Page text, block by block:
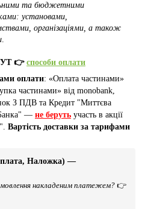
та бюджетними
установами,
організаціями, а також
👉 способи оплати
оплати: «Оплата частинами»
частинами» від monobank,
З ПДВ та Кредит "Миттєва
— не беруть участь в акції
Вартість доставки за тарифами
Наложка) —
накладеним платежем? 👉